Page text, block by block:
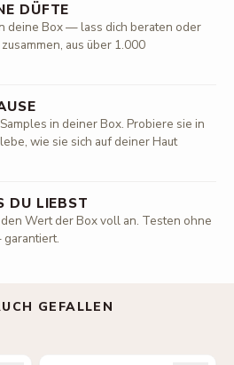
DÜFTE
deine Box — lass dich beraten oder
aus über 1.000
in deiner Box. Probiere sie in
wie sie sich auf deiner Haut
DU LIEBST
Wert der Box voll an. Testen ohne
GEFALLEN